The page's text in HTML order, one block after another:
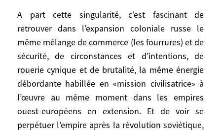
A part cette singularité, c’est fascinant de
retrouver dans l’expansion coloniale russe le
même mélange de commerce (les fourrures) et de
sécurité, de circonstances et d’intentions, de
rouerie cynique et de brutalité, la même énergie
débordante habillée en «mission civilisatrice» à
l’œuvre au même moment dans les empires
ouest-européens en extension. Et de voir se
perpétuer l’empire après la révolution soviétique,
attentivement la politique des tsars puis
des soviétiques à l’égard des nationalités
conquises, tour à tour désinvolte,
assimilatrice, autoritaire ou persécutrice.
A part cette singularité, c’est fascinant de
retrouver dans l’expansion coloniale russe
le même mélange de commerce (les
fourrures) et de sécurité, de circonstances